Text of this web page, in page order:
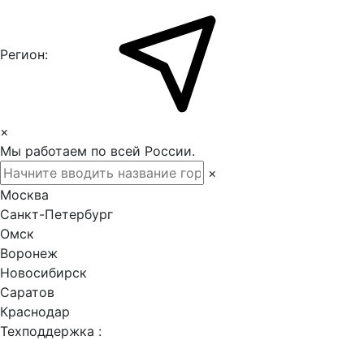
Регион:
×
Мы работаем по всей России.
×
Москва
Санкт-Петербург
Омск
Воронеж
Новосибирск
Саратов
Краснодар
Техподдержка :